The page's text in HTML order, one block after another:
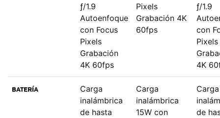
ƒ/1.9
Autoenfoque
con Focus
Pixels
Grabación
4K 60fps
Pixels
Grabación 4K
60fps
ƒ/1.9
con
Pixels
4K
BATERÍA
Carga
inalámbrica
de hasta
Carga
inalámbrica
15W con
Carga
de